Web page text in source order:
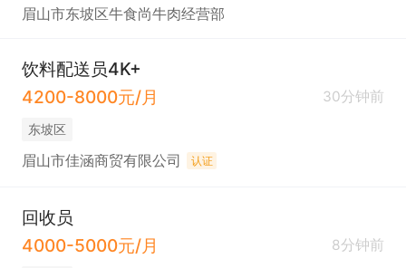
眉山市东坡区牛食尚牛肉经营部
饮料配送员4K+
4200-8000元/月
30分钟前
东坡区
眉山市佳涵商贸有限公司 认证
回收员
4000-5000元/月
8分钟前